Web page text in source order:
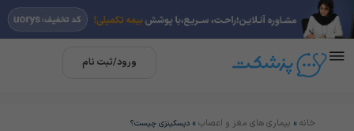
ورود/ثبت نام
خانه » بیماری های مغز و اعصاب » دیسکینزی چیست؟